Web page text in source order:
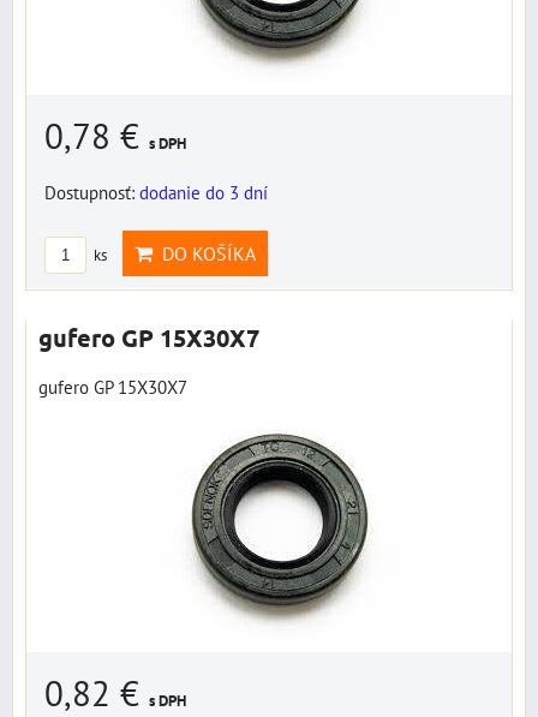
0,78 € s DPH
Dostupnosť: dodanie do 3 dní
ks DO KOŠÍKA
gufero GP 15X30X7
gufero GP 15X30X7
0,82 € s DPH